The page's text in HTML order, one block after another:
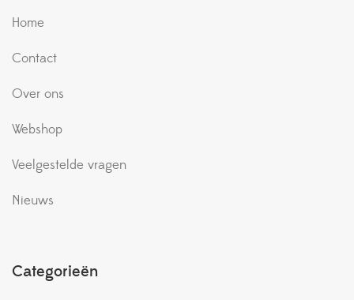
Home
Contact
Over ons
Webshop
Veelgestelde vragen
Nieuws
Categorieën